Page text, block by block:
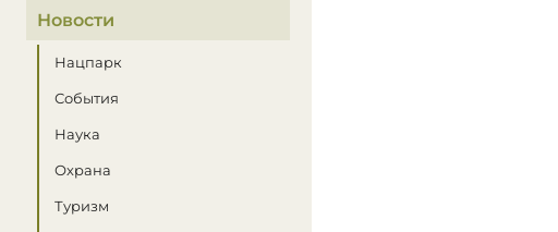
В этом разделе
Новости
Нацпарк
События
Наука
Охрана
Туризм